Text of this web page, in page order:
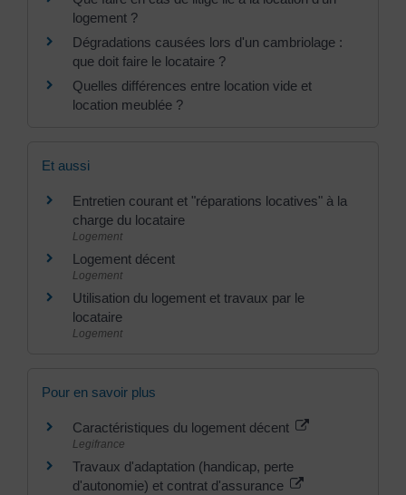
logement ?
Dégradations causées lors d'un cambriolage :
que doit faire le locataire ?
Quelles différences entre location vide et
location meublée ?
Et aussi
Entretien courant et "réparations locatives" à la
charge du locataire
Logement
Logement décent
Logement
Utilisation du logement et travaux par le
locataire
Logement
Pour en savoir plus
Caractéristiques du logement décent
Legifrance
Travaux d'adaptation (handicap, perte
d'autonomie) et contrat d'assurance